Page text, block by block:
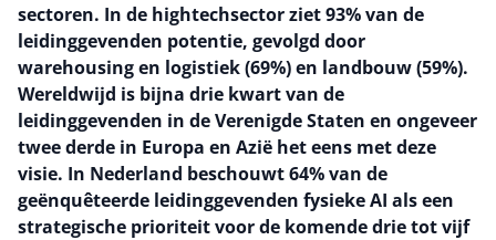
sectoren. In de hightechsector ziet 93% van de
leidinggevenden potentie, gevolgd door
warehousing en logistiek (69%) en landbouw (59%).
Wereldwijd is bijna drie kwart van de
leidinggevenden in de Verenigde Staten en ongeveer
twee derde in Europa en Azië het eens met deze
visie. In Nederland beschouwt 64% van de
geënquêteerde leidinggevenden fysieke AI als een
strategische prioriteit voor de komende drie tot vijf